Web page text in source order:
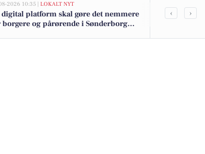
2026 10:35 | LOKALT NYT
digital platform skal gøre det nemmere
borgere og pårørende i Sønderborg
Top 6 over
‹ ›